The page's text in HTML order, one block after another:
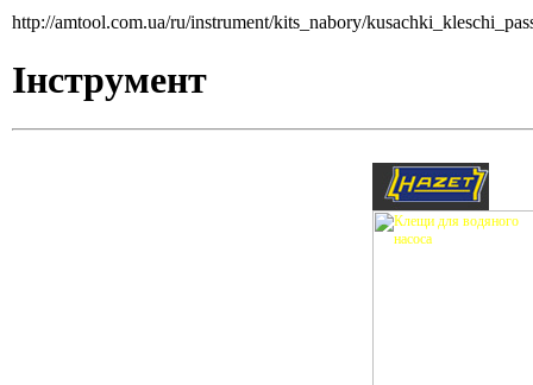
http://amtool.com.ua/ru/instrument/kits_nabory/
Інструмент